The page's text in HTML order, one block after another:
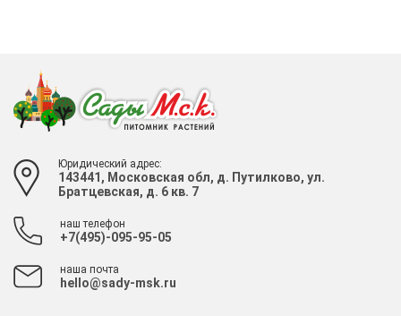
Юридический адрес:
143441, Московская обл, д. Путилково, ул.
Братцевская, д. 6 кв. 7
наш телефон
+7(495)-095-95-05
наша почта
hello@sady-msk.ru